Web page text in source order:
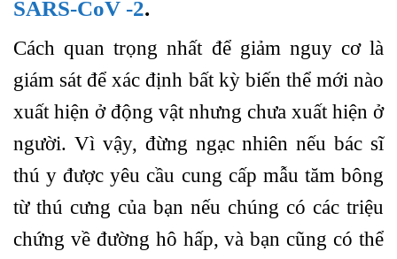
SARS-CoV -2.
Cách quan trọng nhất để giảm nguy cơ là
giám sát để xác định bất kỳ biến thể mới nào
xuất hiện ở động vật nhưng chưa xuất hiện ở
người. Vì vậy, đừng ngạc nhiên nếu bác sĩ
thú y được yêu cầu cung cấp mẫu tăm bông
từ thú cưng của bạn nếu chúng có các triệu
chứng về đường hô hấp, và bạn cũng có thể